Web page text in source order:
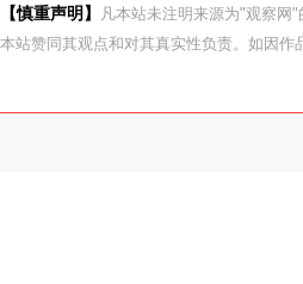
【慎重声明】
凡本站未注明来源为"观察网
本站赞同其观点和对其真实性负责。如因